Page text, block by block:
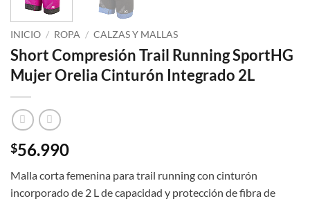
INICIO / ROPA / CALZAS Y MALLAS
Short Compresión Trail Running SportHG
Mujer Orelia Cinturón Integrado 2L
$56.990
Malla corta femenina para trail running con cinturón
incorporado de 2 L de capacidad y protección de fibra de